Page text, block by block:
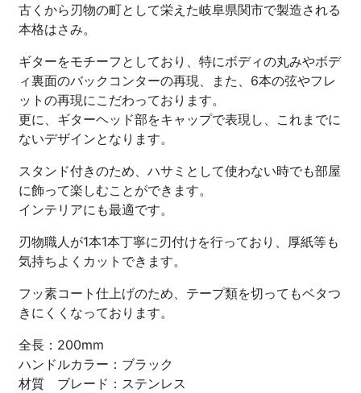
古くから刃物の町として栄えた岐阜県関市で製造される
本格はさみ。
ギターをモチーフとしており、特にボディの丸みやボデ
ィ裏面のバックコンターの再現、また、6本の弦やフレ
ットの再現にこだわっております。
更に、ギターヘッド部をキャップで表現し、これまでに
ないデザインとなります。
スタンド付きのため、ハサミとして使わない時でも部屋
に飾って楽しむことができます。
インテリアにも最適です。
刃物職人が1本1本丁寧に刃付けを行っており、厚紙等も
気持ちよくカットできます。
フッ素コート仕上げのため、テープ類を切ってもベタつ
きにくくなっております。
全長：200mm
ハンドルカラー：ブラック
材質 ブレード：ステンレス